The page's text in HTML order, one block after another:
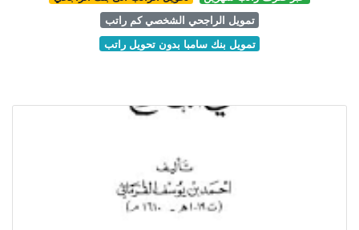
تمويل الراجحي الشخصي كم راتب
تمويل بنك سامبا بدون تحويل راتب